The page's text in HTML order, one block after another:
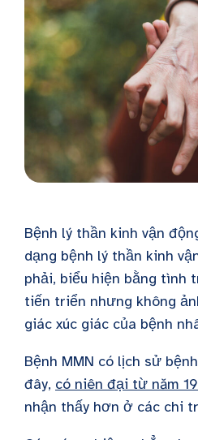
Bệnh lý thần kinh vận
dạng bệnh lý thần kinh
phải, biểu hiện bằng tình
tiến triển nhưng không
giác xúc giác của bệnh
Bệnh MMN có lịch sử
đây, có niên đại từ năm
nhận thấy hơn ở các chi